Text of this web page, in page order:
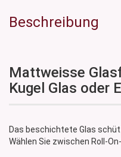
Beschreibung
Mattweisse
Kugel Glas oder
Das beschichtete Glas
Wählen Sie zwischen Roll-